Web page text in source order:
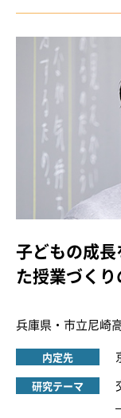
子どもの成
た授業づくり
兵庫県・市立尼崎
内定先
研究テーマ